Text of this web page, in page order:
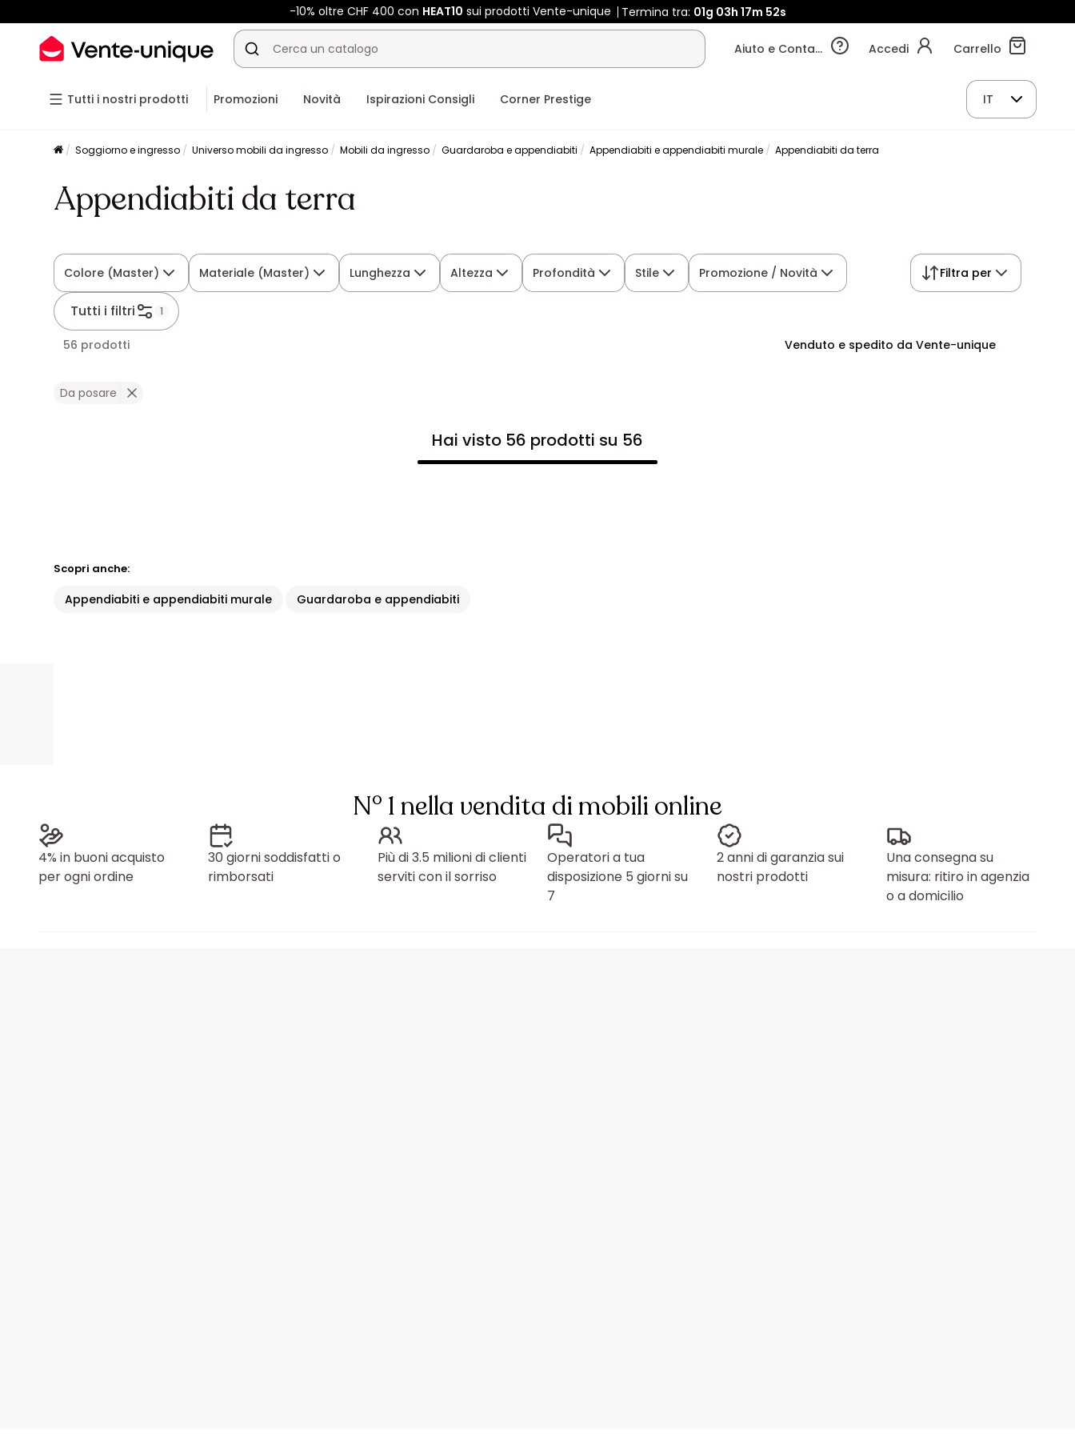
-10% oltre CHF 400 conHEAT10 sui prodotti Vente-unique Termina tra:01g 03h 17m 51s
Aiuto e Contatti Accedi Carrello
Tutti i nostri prodotti Promozioni Novità Ispirazioni Consigli Corner Prestige IT
Soggiorno e ingresso Universo mobili da ingresso Mobili da ingresso Guardaroba e appendiabiti Appendiabiti e appendiabiti murale Appendiabiti da terra
Appendiabiti da terra
Colore (Master) Materiale (Master) Lunghezza Altezza Profondità Stile Promozione / Novità
Tutti i filtri 1
Filtra per
56 prodotti Venduto e spedito da Vente-unique
Da posare
Hai visto 56 prodotti su 56
Scopri anche:
Appendiabiti e appendiabiti murale Guardaroba e appendiabiti
N° 1 nella vendita di mobili online
4% in buoni acquisto
per ogni ordine
30 giorni soddisfatti o
rimborsati
Più di 3.5 milioni di clienti
serviti con il sorriso
Operatori a tua
disposizione 5 giorni su
7
2 anni di garanzia sui
nostri prodotti
Una consegna su
misura: ritiro in agenzia
o a domicilio